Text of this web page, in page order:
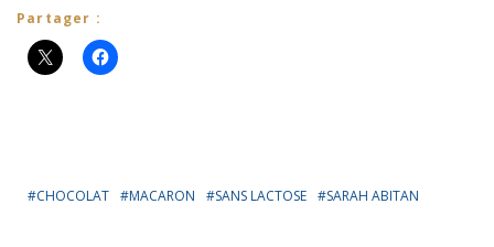
Partager :
CHOCOLAT MACARON SANS LACTOSE SARAH ABITAN